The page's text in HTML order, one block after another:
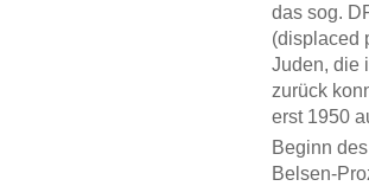
das sog.
(displaced
Juden, die
zurück
erst 1950
Beginn
Belsen-